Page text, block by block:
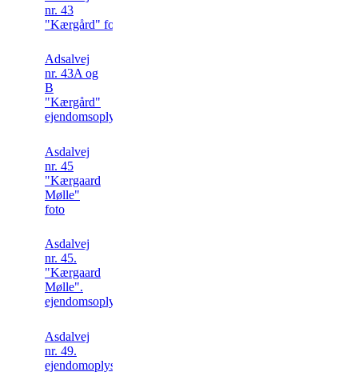
nr. 43
"Kærgård" foto
Adsalvej
nr. 43A og
B
"Kærgård"
ejendomsoplysninger
Asdalvej
nr. 45
"Kærgaard
Mølle"
foto
Asdalvej
nr. 45.
"Kærgaard
Mølle".
ejendomsoplysninger
Asdalvej
nr. 49.
ejendomoplysning.